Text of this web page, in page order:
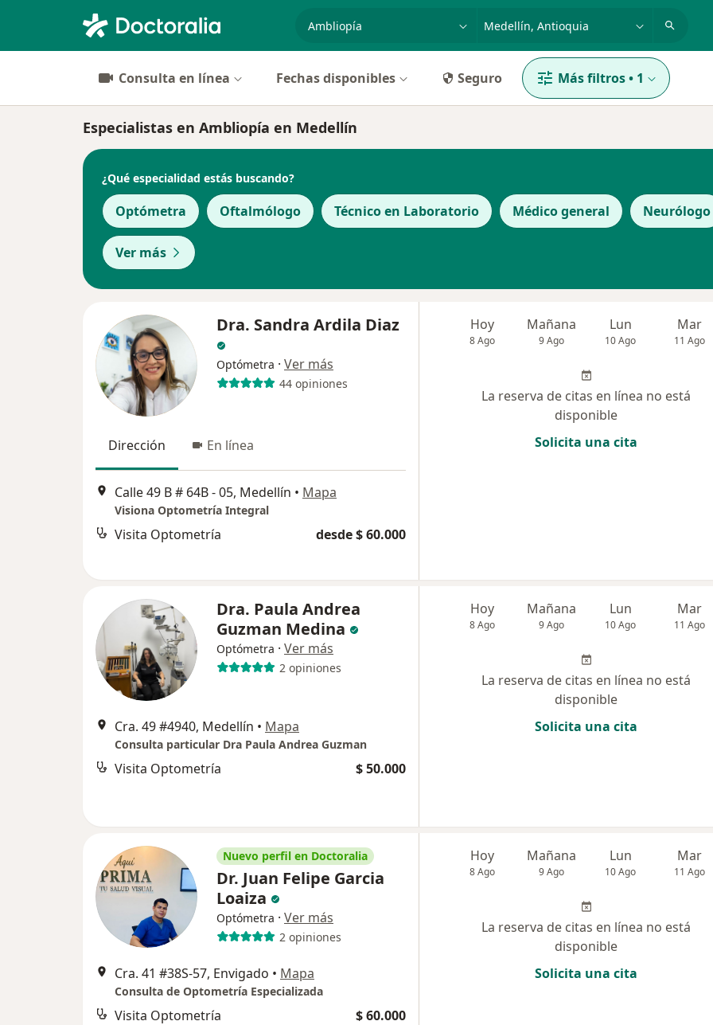
especialidad, enfermedad o nombrep. ej. Bogotá
Consulta en línea Fechas disponibles Seguro Más filtros• 1
Especialistas en Ambliopía en Medellín
¿Qué especialidad estás buscando?
Optómetra Oftalmólogo Técnico en Laboratorio Médico general Neurólogo
Ver más
Dra. Sandra Ardila Diaz
Optómetra · Ver más
44 opiniones
Dirección En línea
Calle 49 B # 64B - 05, Medellín • Mapa
Visiona Optometría Integral
Visita Optometría desde $ 60.000
Hoy
8 Ago
Mañana
9 Ago
Lun
10 Ago
Mar
11 Ago
La reserva de citas en línea no está
disponible
Solicita una cita
Dra. Paula Andrea
Guzman Medina
Optómetra · Ver más
2 opiniones
Cra. 49 #4940, Medellín • Mapa
Consulta particular Dra Paula Andrea Guzman
Visita Optometría $ 50.000
Hoy
8 Ago
Mañana
9 Ago
Lun
10 Ago
Mar
11 Ago
La reserva de citas en línea no está
disponible
Solicita una cita
Nuevo perfil en Doctoralia
Dr. Juan Felipe Garcia
Loaiza
Optómetra · Ver más
2 opiniones
Cra. 41 #38S-57, Envigado • Mapa
Consulta de Optometría Especializada
Visita Optometría $ 60.000
Hoy
8 Ago
Mañana
9 Ago
Lun
10 Ago
Mar
11 Ago
La reserva de citas en línea no está
disponible
Solicita una cita